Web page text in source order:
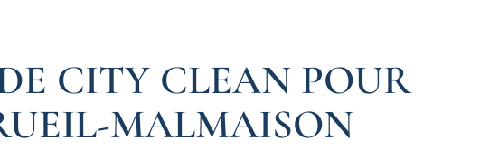
CITY CLEAN POUR
MALMAISON